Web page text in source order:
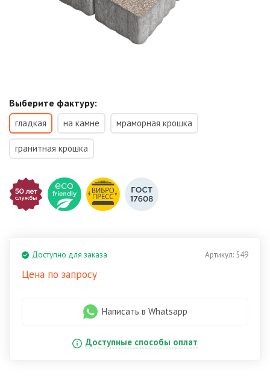
Выберите фактуру:
гладкая на камне мраморная крошка
гранитная крошка
Артикул: 549
Доступно для заказа
Цена по запросу
Написать в Whatsapp
Доступные способы оплат